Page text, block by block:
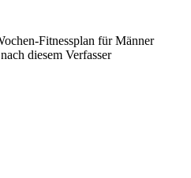
Fitnessplan für Männer
diesem Verfasser